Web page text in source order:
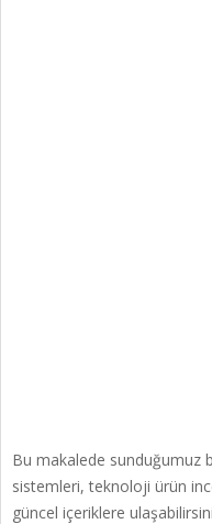
Bu makalede sunduğumuz
sistemleri, teknoloji ürün
güncel içeriklere